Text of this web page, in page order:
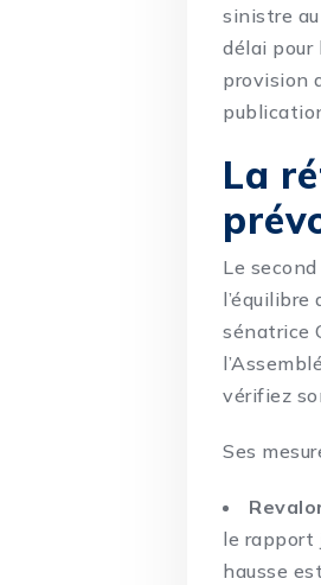
sinistre
délai pour
provision
La
Le
sénatrice
vérifiez
Ses
le rapport
hausse